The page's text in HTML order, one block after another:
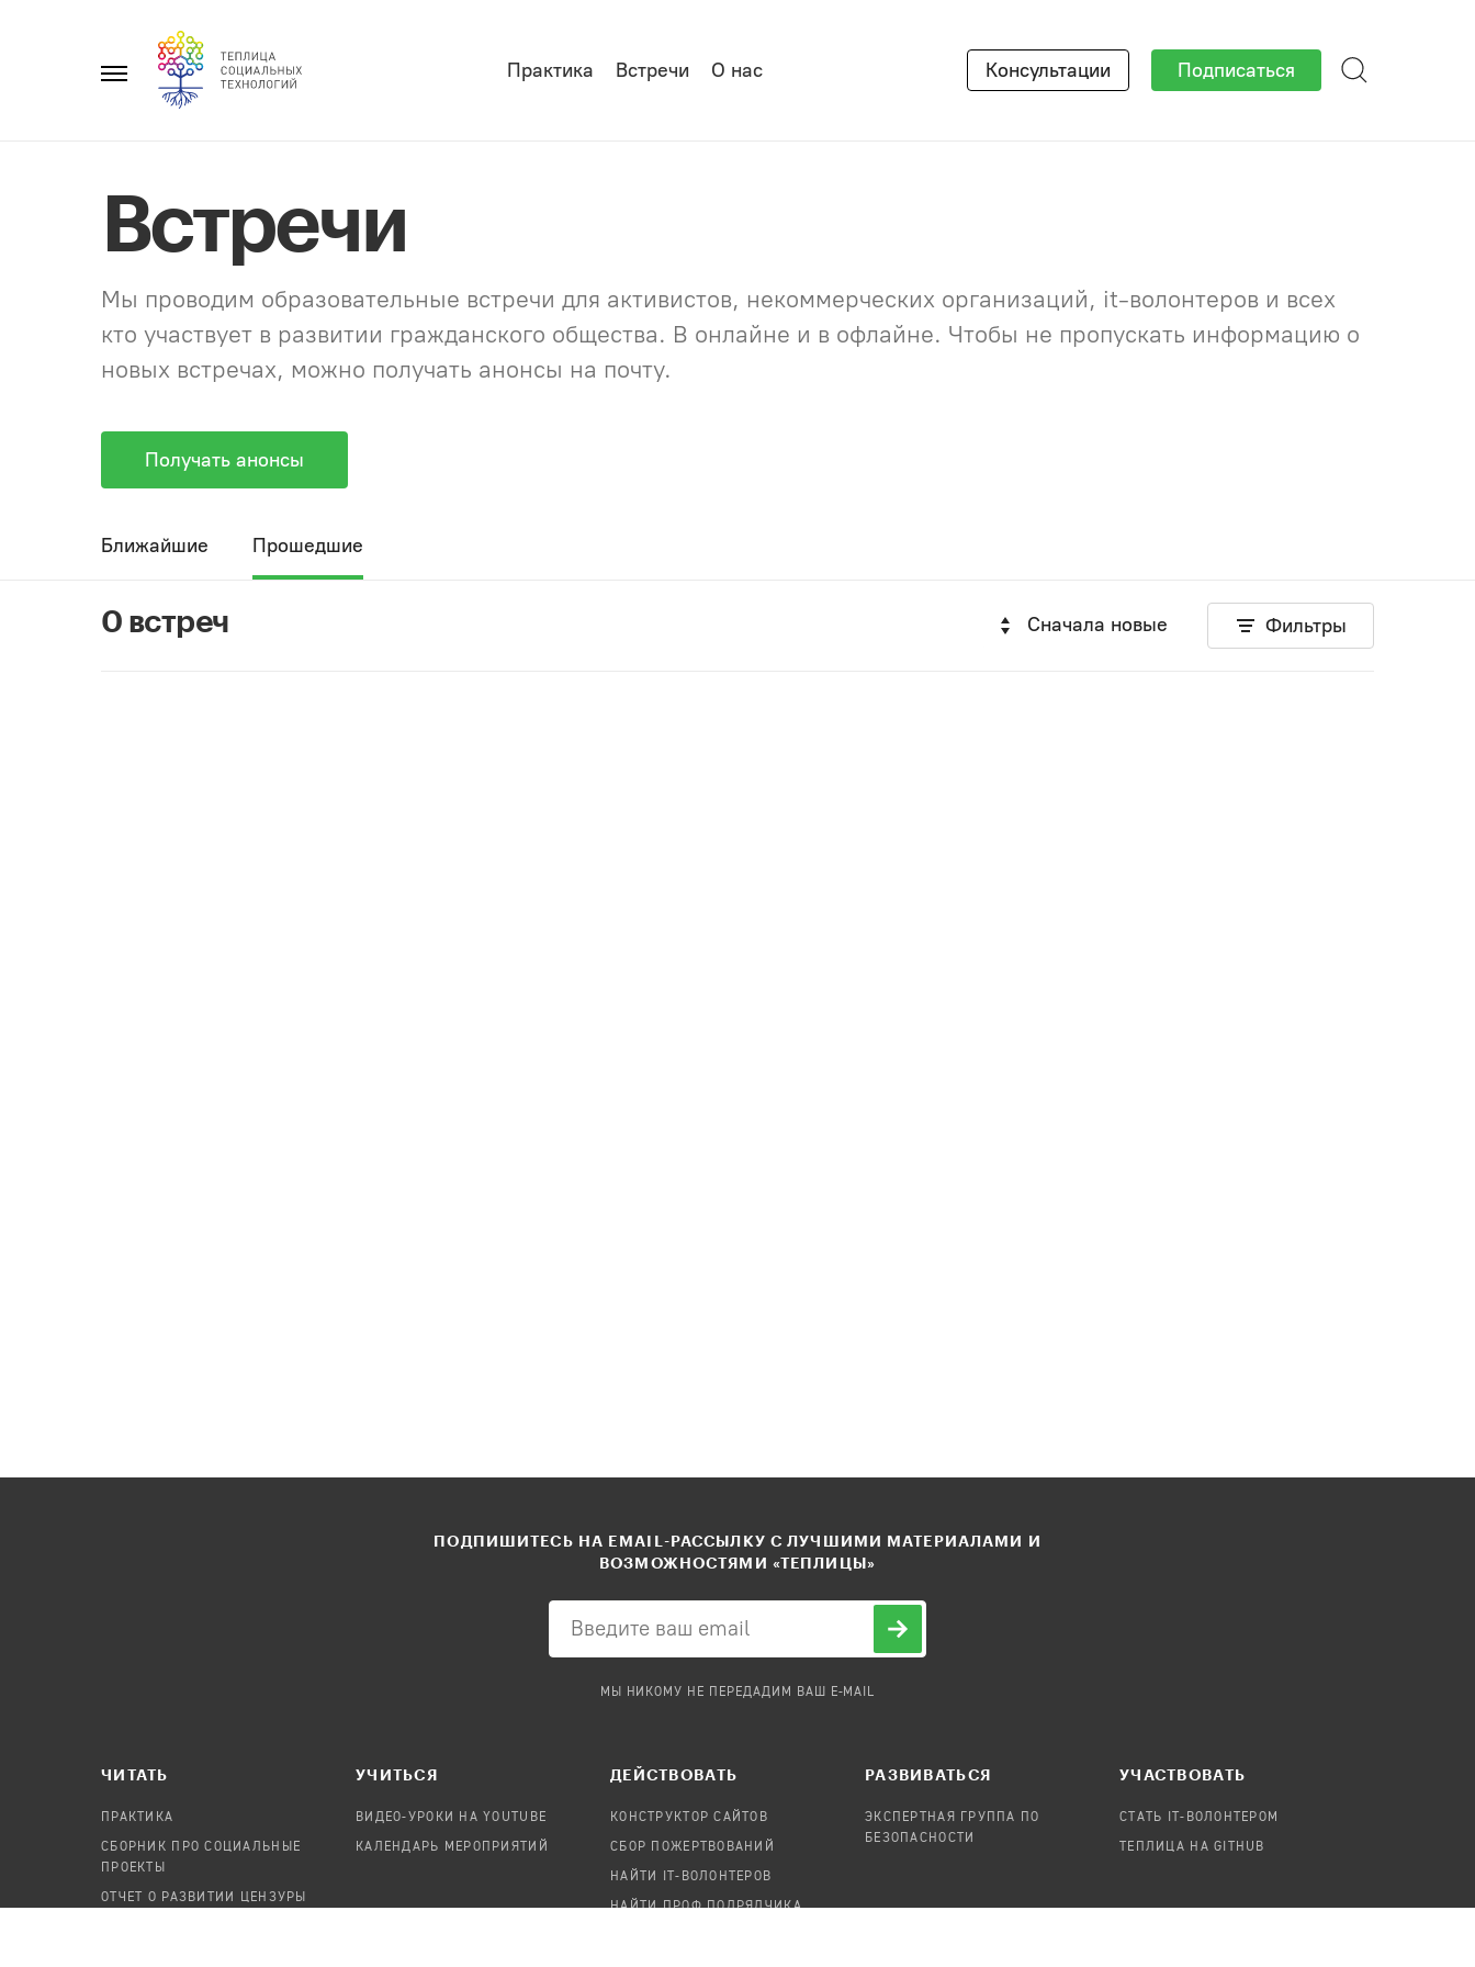
Главное
Практика Встречи О нас Консультации Подписаться
Встречи
Мы проводим образовательные встречи для активистов, некоммерческих организаций, it-волонтеров и всех
кто участвует в развитии гражданского общества. В онлайне и в офлайне. Чтобы не пропускать информацию о
новых встречах, можно получать анонсы на почту.
Получать анонсы
Ближайшие Прошедшие
0 встреч Сначала новые Фильтры
ПОДПИШИТЕСЬ НА EMAIL-РАССЫЛКУ С ЛУЧШИМИ МАТЕРИАЛАМИ И
ВОЗМОЖНОСТЯМИ «ТЕПЛИЦЫ»
МЫ НИКОМУ НЕ ПЕРЕДАДИМ ВАШ E-MAIL
ЧИТАТЬ
ПРАКТИКА
СБОРНИК ПРО СОЦИАЛЬНЫЕ
ПРОЕКТЫ
ОТЧЕТ О РАЗВИТИИ ЦЕНЗУРЫ
УЧИТЬСЯ
ВИДЕО-УРОКИ НА YOUTUBE
КАЛЕНДАРЬ МЕРОПРИЯТИЙ
ДЕЙСТВОВАТЬ
КОНСТРУКТОР САЙТОВ
СБОР ПОЖЕРТВОВАНИЙ
НАЙТИ IT-ВОЛОНТЕРОВ
НАЙТИ ПРОФ.ПОДРЯДЧИКА
РАЗВИВАТЬСЯ
ЭКСПЕРТНАЯ ГРУППА ПО
БЕЗОПАСНОСТИ
УЧАСТВОВАТЬ
СТАТЬ IT-ВОЛОНТЕРОМ
ТЕПЛИЦА НА GITHUB